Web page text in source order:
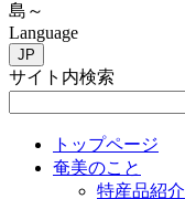
島～
Language
JP
サイト内検索
トップページ
奄美のこと
特産品紹介